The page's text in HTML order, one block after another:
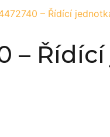
– Řídící
–